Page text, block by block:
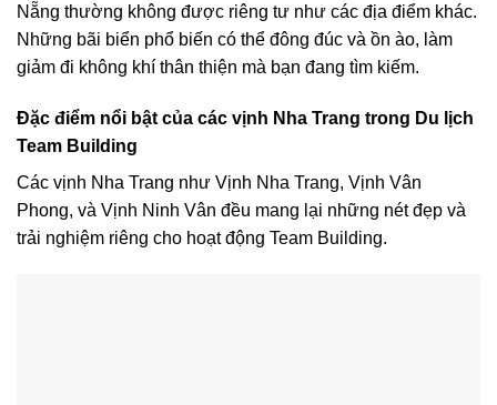
Nẵng thường không được riêng tư như các địa điểm khác.
Những bãi biển phổ biến có thể đông đúc và ồn ào, làm
giảm đi không khí thân thiện mà bạn đang tìm kiếm.
Đặc điểm nổi bật của các vịnh Nha Trang trong Du lịch
Team Building
Các vịnh Nha Trang như Vịnh Nha Trang, Vịnh Vân
Phong, và Vịnh Ninh Vân đều mang lại những nét đẹp và
trải nghiệm riêng cho hoạt động Team Building.